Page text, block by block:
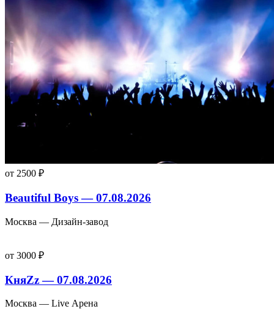
от 2500 ₽
Beautiful Boys — 07.08.2026
Москва — Дизайн-завод
от 3000 ₽
КняZz — 07.08.2026
Москва — Live Арена